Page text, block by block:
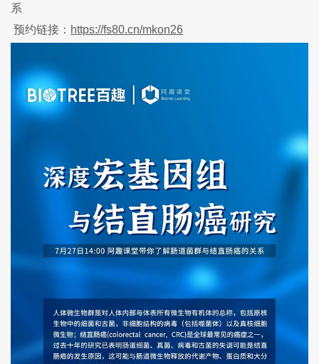
系
预约链接： https://fs80.cn/mkon26